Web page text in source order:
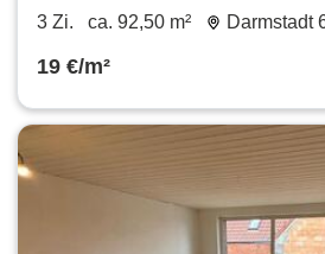
Balkon, Terrassse und
3 Zi. ca. 92,50 m² Darmstadt
19 €/m²